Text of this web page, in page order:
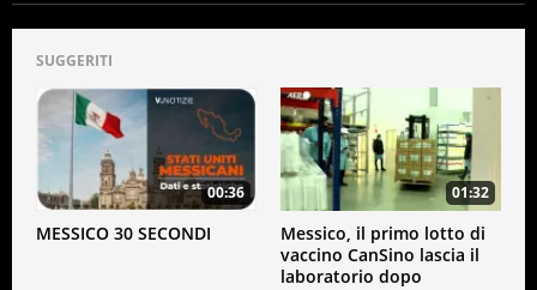
SUGGERITI
00:36
MESSICO 30 SECONDI
01:32
Messico, il primo lotto di
vaccino CanSino lascia il
laboratorio dopo